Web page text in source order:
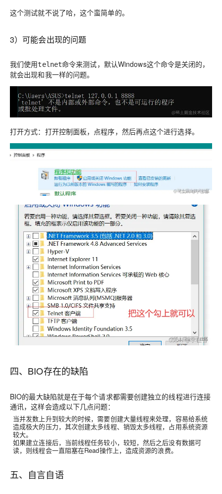
这个测试就不说了哈，这个蛮简单的。
3）可能会出现的问题
我们使用telnet命令来测试，默认Windows这个命令是关闭的，
就会出现和我一样的问题。
打开方式：打开控制面板，点程序，然后再点这个进行选择。
四、BIO存在的缺陷
BIO的最大缺陷就是在于每个请求都需要创建独立的线程进行连接
通讯，这样会造成以下几点问题：
当并发数上升到较大的时候，需要创建大量线程来处理，容易给系统
造成极大的压力，其次创建太多线程、销毁太多线程，占用系统资源
较大。
如果建立连接后，当前线程任务较小，较短，然后之后没有数据可
读，则线程会一直阻塞在Read操作上，造成资源的浪费。
五、自言自语